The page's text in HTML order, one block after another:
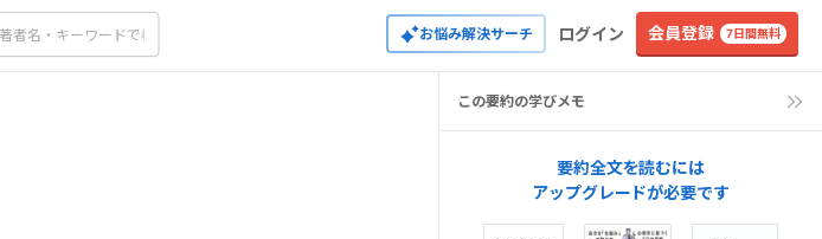
お悩み解決サーチ ログイン 会員登録 7日間無料
この要約の学びメモ
要約全文を読むには
アップグレードが必要です